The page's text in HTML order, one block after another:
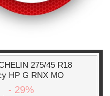
275/45 R18
HP G RNX MO
- 29%